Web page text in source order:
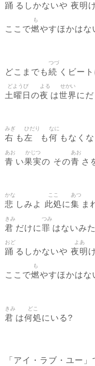
踊 るしかないや 夜明
ここで燃
も
やすほかはな
どこまでも続
つづ
くビー
土曜日
どようび
の夜
よる
は世界
せかい
に
右
みぎ
も左
ひだり
も何
なに
もなく
青
あお
い果実
かじつ
の その青
あお
さ
悲
かな
しみよ 此処
ここ
に集
あつ
ま
君
きみ
だけに罪
つみ
はないみ
踊
おど
るしかないや 夜明
よあ
ここで燃
も
やすほかはな
君
きみ
は何処
どこ
にいる?
「アイ・ラブ・ユー」